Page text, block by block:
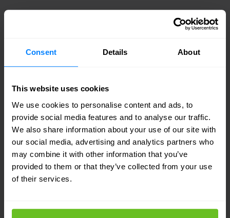
Consent Details About
This website uses cookies
We use cookies to personalise content and ads, to
provide social media features and to analyse our traffic.
We also share information about your use of our site with
our social media, advertising and analytics partners who
may combine it with other information that you’ve
provided to them or that they’ve collected from your use
of their services.
À propos de nous
Événements
Secteurs
Services financiers